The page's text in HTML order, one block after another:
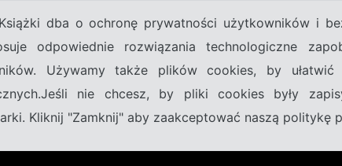
dba o ochronę prywatności użytkowników i
odpowiednie rozwiązania technologiczne
Używamy także plików cookies, by
nie chcesz, by pliki cookies były
Kliknij "Zamknij" aby zaakceptować naszą politykę